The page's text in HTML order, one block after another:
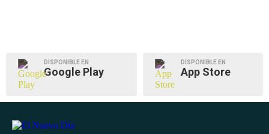
DISPONIBLE EN
Google Play
DISPONIBLE EN
App Store